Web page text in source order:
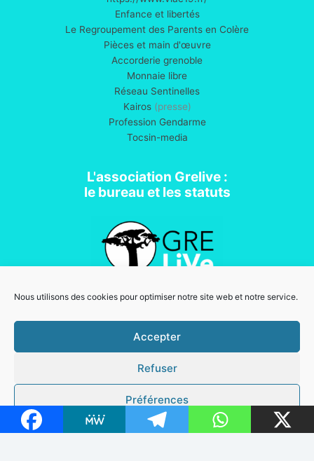
Nous utilisons des cookies pour optimiser notre site web et notre service.
Accepter
Refuser
Préférences
Enfance et libertés
Le Regroupement des Parents en Colère
Pièces et main d'œuvre
Accorderie grenoble
Monnaie libre
Réseau Sentinelles
Kairos(presse)
Profession Gendarme
Tocsin-media
L'association Grelive :
le bureau et les statuts
Association loi 1901
Mentions légales
Copyright © 2026 Grelive | Powered by